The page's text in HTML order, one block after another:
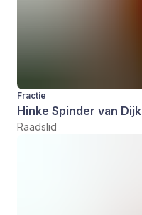
Fractie
Hinke Spinder van Dijk
Raadslid